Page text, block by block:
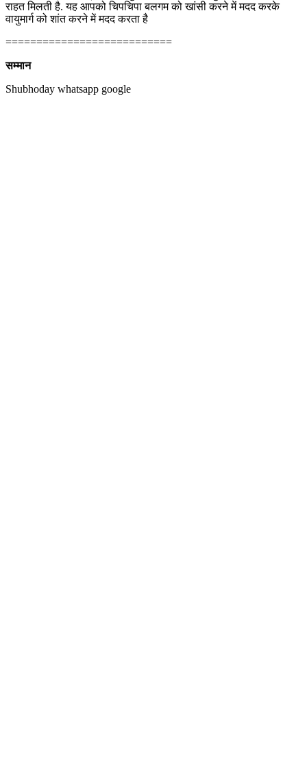
राहत मिलती है. यह आपको चिपचिपा बलगम को खांसी करने में मदद करके
वायुमार्ग को शांत करने में मदद करता है
===========================
सम्मान
Shubhoday whatsapp google